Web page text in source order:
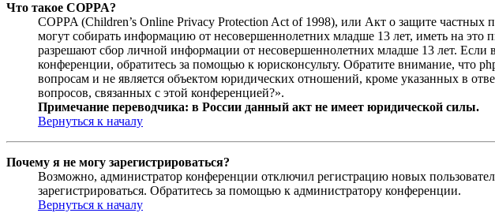
Что такое COPPA?
COPPA (Children’s Online Privacy Protection Act of 1998), или Акт о защите
могут собирать информацию от несовершеннолетних младше 13 лет, иметь на
разрешают сбор личной информации от несовершеннолетних младше 13 лет.
конференции, обратитесь за помощью к юрисконсульту. Обратите внимание, что
вопросам и не является объектом юридических отношений, кроме указанных в
вопросов, связанных с этой конференцией?».
Примечание переводчика: в России данный акт не имеет юридической силы.
Вернуться к началу
Почему я не могу зарегистрироваться?
Возможно, администратор конференции отключил регистрацию новых
зарегистрироваться. Обратитесь за помощью к администратору конференции.
Вернуться к началу